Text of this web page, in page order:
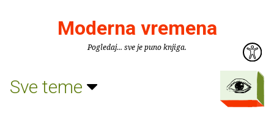
Moderna vremena
Pogledaj... sve je puno knjiga.
Sve teme